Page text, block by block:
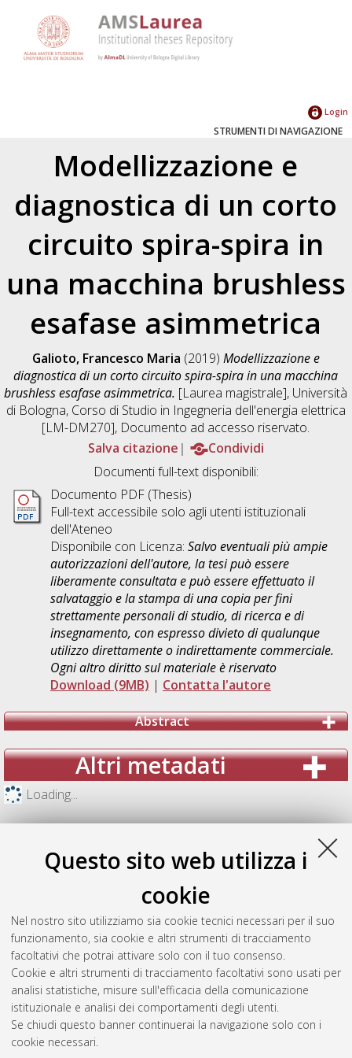
Questo sito web utilizza i
cookie
Nel nostro sito utilizziamo sia cookie tecnici necessari per il suo
funzionamento, sia cookie e altri strumenti di tracciamento
facoltativi che potrai attivare solo con il tuo consenso.
Cookie e altri strumenti di tracciamento facoltativi sono usati per
analisi statistiche, misure sull'efficacia della comunicazione
istituzionale e analisi dei comportamenti degli utenti.
Se chiudi questo banner continuerai la navigazione solo con i
cookie necessari.
Login
STRUMENTI DI NAVIGAZIONE
Modellizzazione e
diagnostica di un corto
circuito spira-spira in
una macchina brushless
esafase asimmetrica
Galioto, Francesco Maria (2019) Modellizzazione e
diagnostica di un corto circuito spira-spira in una macchina
brushless esafase asimmetrica. [Laurea magistrale], Università
di Bologna, Corso di Studio in Ingegneria dell'energia elettrica
[LM-DM270], Documento ad accesso riservato.
Salva citazione
Condividi
Documenti full-text disponibili:
Documento PDF (Thesis)
Full-text accessibile solo agli utenti istituzionali
dell'Ateneo
Disponibile con Licenza: Salvo eventuali più ampie
autorizzazioni dell'autore, la tesi può essere
liberamente consultata e può essere effettuato il
salvataggio e la stampa di una copia per fini
strettamente personali di studio, di ricerca e di
insegnamento, con espresso divieto di qualunque
utilizzo direttamente o indirettamente commerciale.
Ogni altro diritto sul materiale è riservato
Download (9MB) | Contatta l'autore
Abstract
Altri metadati
Loading...
Gestione del documento: